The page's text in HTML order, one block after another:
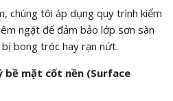
chúng tôi áp dụng quy trình kiểm
ngặt để đảm bảo lớp sơn sàn
bong tróc hay rạn nứt.
bề mặt cốt nền (Surface